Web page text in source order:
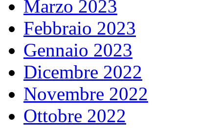
Marzo 2023
Febbraio 2023
Gennaio 2023
Dicembre 2022
Novembre 2022
Ottobre 2022